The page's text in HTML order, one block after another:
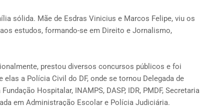
sólida. Mãe de Esdras Vinicius e Marcos Felipe, viu os
estudos, formando-se em Direito e Jornalismo,
prestou diversos concursos públicos e foi
a Polícia Civil do DF, onde se tornou Delegada de
Hospitalar, INAMPS, DASP, IDR, PMDF, Secretaria
em Administração Escolar e Polícia Judiciária.